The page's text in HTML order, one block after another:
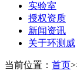
实验室
授权资质
新闻资讯
关于环测威
当前位置： 首页